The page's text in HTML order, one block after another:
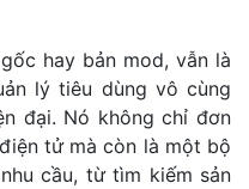
hay bản mod, vẫn là
lý tiêu dùng vô cùng
đại. Nó không chỉ đơn
tử mà còn là một bộ
cầu, từ tìm kiếm sản